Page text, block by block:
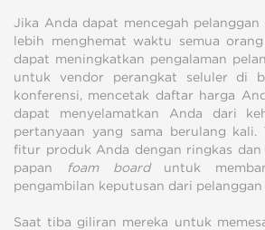
Jika Anda dapat mencegah
lebih menghemat waktu semua
dapat meningkatkan pengalaman
untuk vendor perangkat seluler di
konferensi, mencetak daftar harga
dapat menyelamatkan Anda dari
pertanyaan yang sama berulang kali.
fitur produk Anda dengan ringkas dan
papan
foam boarduntuk
pengambilan keputusan dari pelanggan
Saat tiba giliran mereka untuk